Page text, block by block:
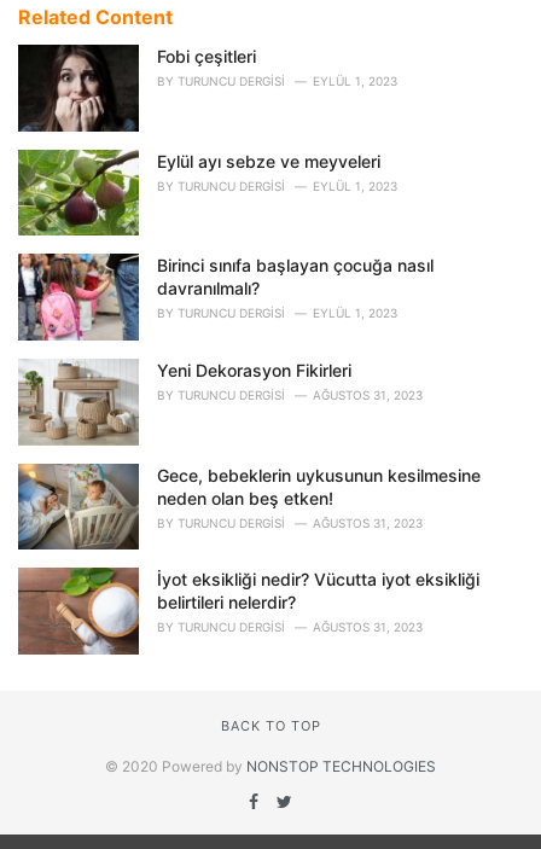
e
e
:
Related Content
Fobi çeşitleri
BY TURUNCU DERGISI EYLÜL 1, 2023
Eylül ayı sebze ve meyveleri
BY TURUNCU DERGISI EYLÜL 1, 2023
Birinci sınıfa başlayan çocuğa nasıl
davranılmalı?
BY TURUNCU DERGISI EYLÜL 1, 2023
Yeni Dekorasyon Fikirleri
BY TURUNCU DERGISI AĞUSTOS 31, 2023
Gece, bebeklerin uykusunun kesilmesine
neden olan beş etken!
BY TURUNCU DERGISI AĞUSTOS 31, 2023
İyot eksikliği nedir? Vücutta iyot eksikliği
belirtileri nelerdir?
BY TURUNCU DERGISI AĞUSTOS 31, 2023
BACK TO TOP
© 2020 Powered by NONSTOP TECHNOLOGIES